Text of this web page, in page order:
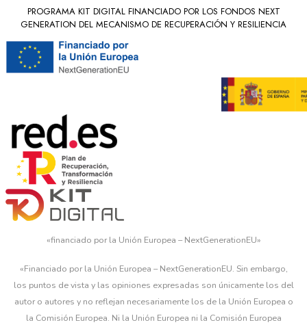
PROGRAMA KIT DIGITAL FINANCIADO POR LOS FONDOS NEXT
GENERATION DEL MECANISMO DE RECUPERACIÓN Y RESILIENCIA
«financiado por la Unión Europea – NextGenerationEU»
«Financiado por la Unión Europea – NextGenerationEU. Sin embargo,
los puntos de vista y las opiniones expresadas son únicamente los del
autor o autores y no reflejan necesariamente los de la Unión Europea o
la Comisión Europea. Ni la Unión Europea ni la Comisión Europea